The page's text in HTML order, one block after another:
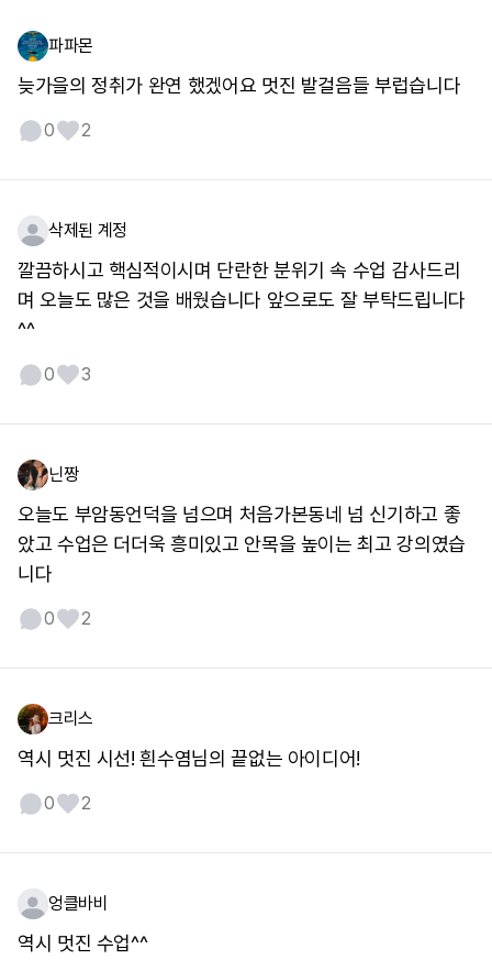
파파몬
늦가을의 정취가 완연 했겠어요 멋진 발걸음들 부럽습니다
0 2
삭제된 계정
깔끔하시고 핵심적이시며 단란한 분위기 속 수업 감사드리
며 오늘도 많은 것을 배웠습니다 앞으로도 잘 부탁드립니다
^^
0 3
닌짱
오늘도 부암동언덕을 넘으며 처음가본동네 넘 신기하고 좋
았고 수업은 더더욱 흥미있고 안목을 높이는 최고 강의였습
니다
0 2
크리스
역시 멋진 시선! 흰수염님의 끝없는 아이디어!
0 2
엉클바비
역시 멋진 수업^^